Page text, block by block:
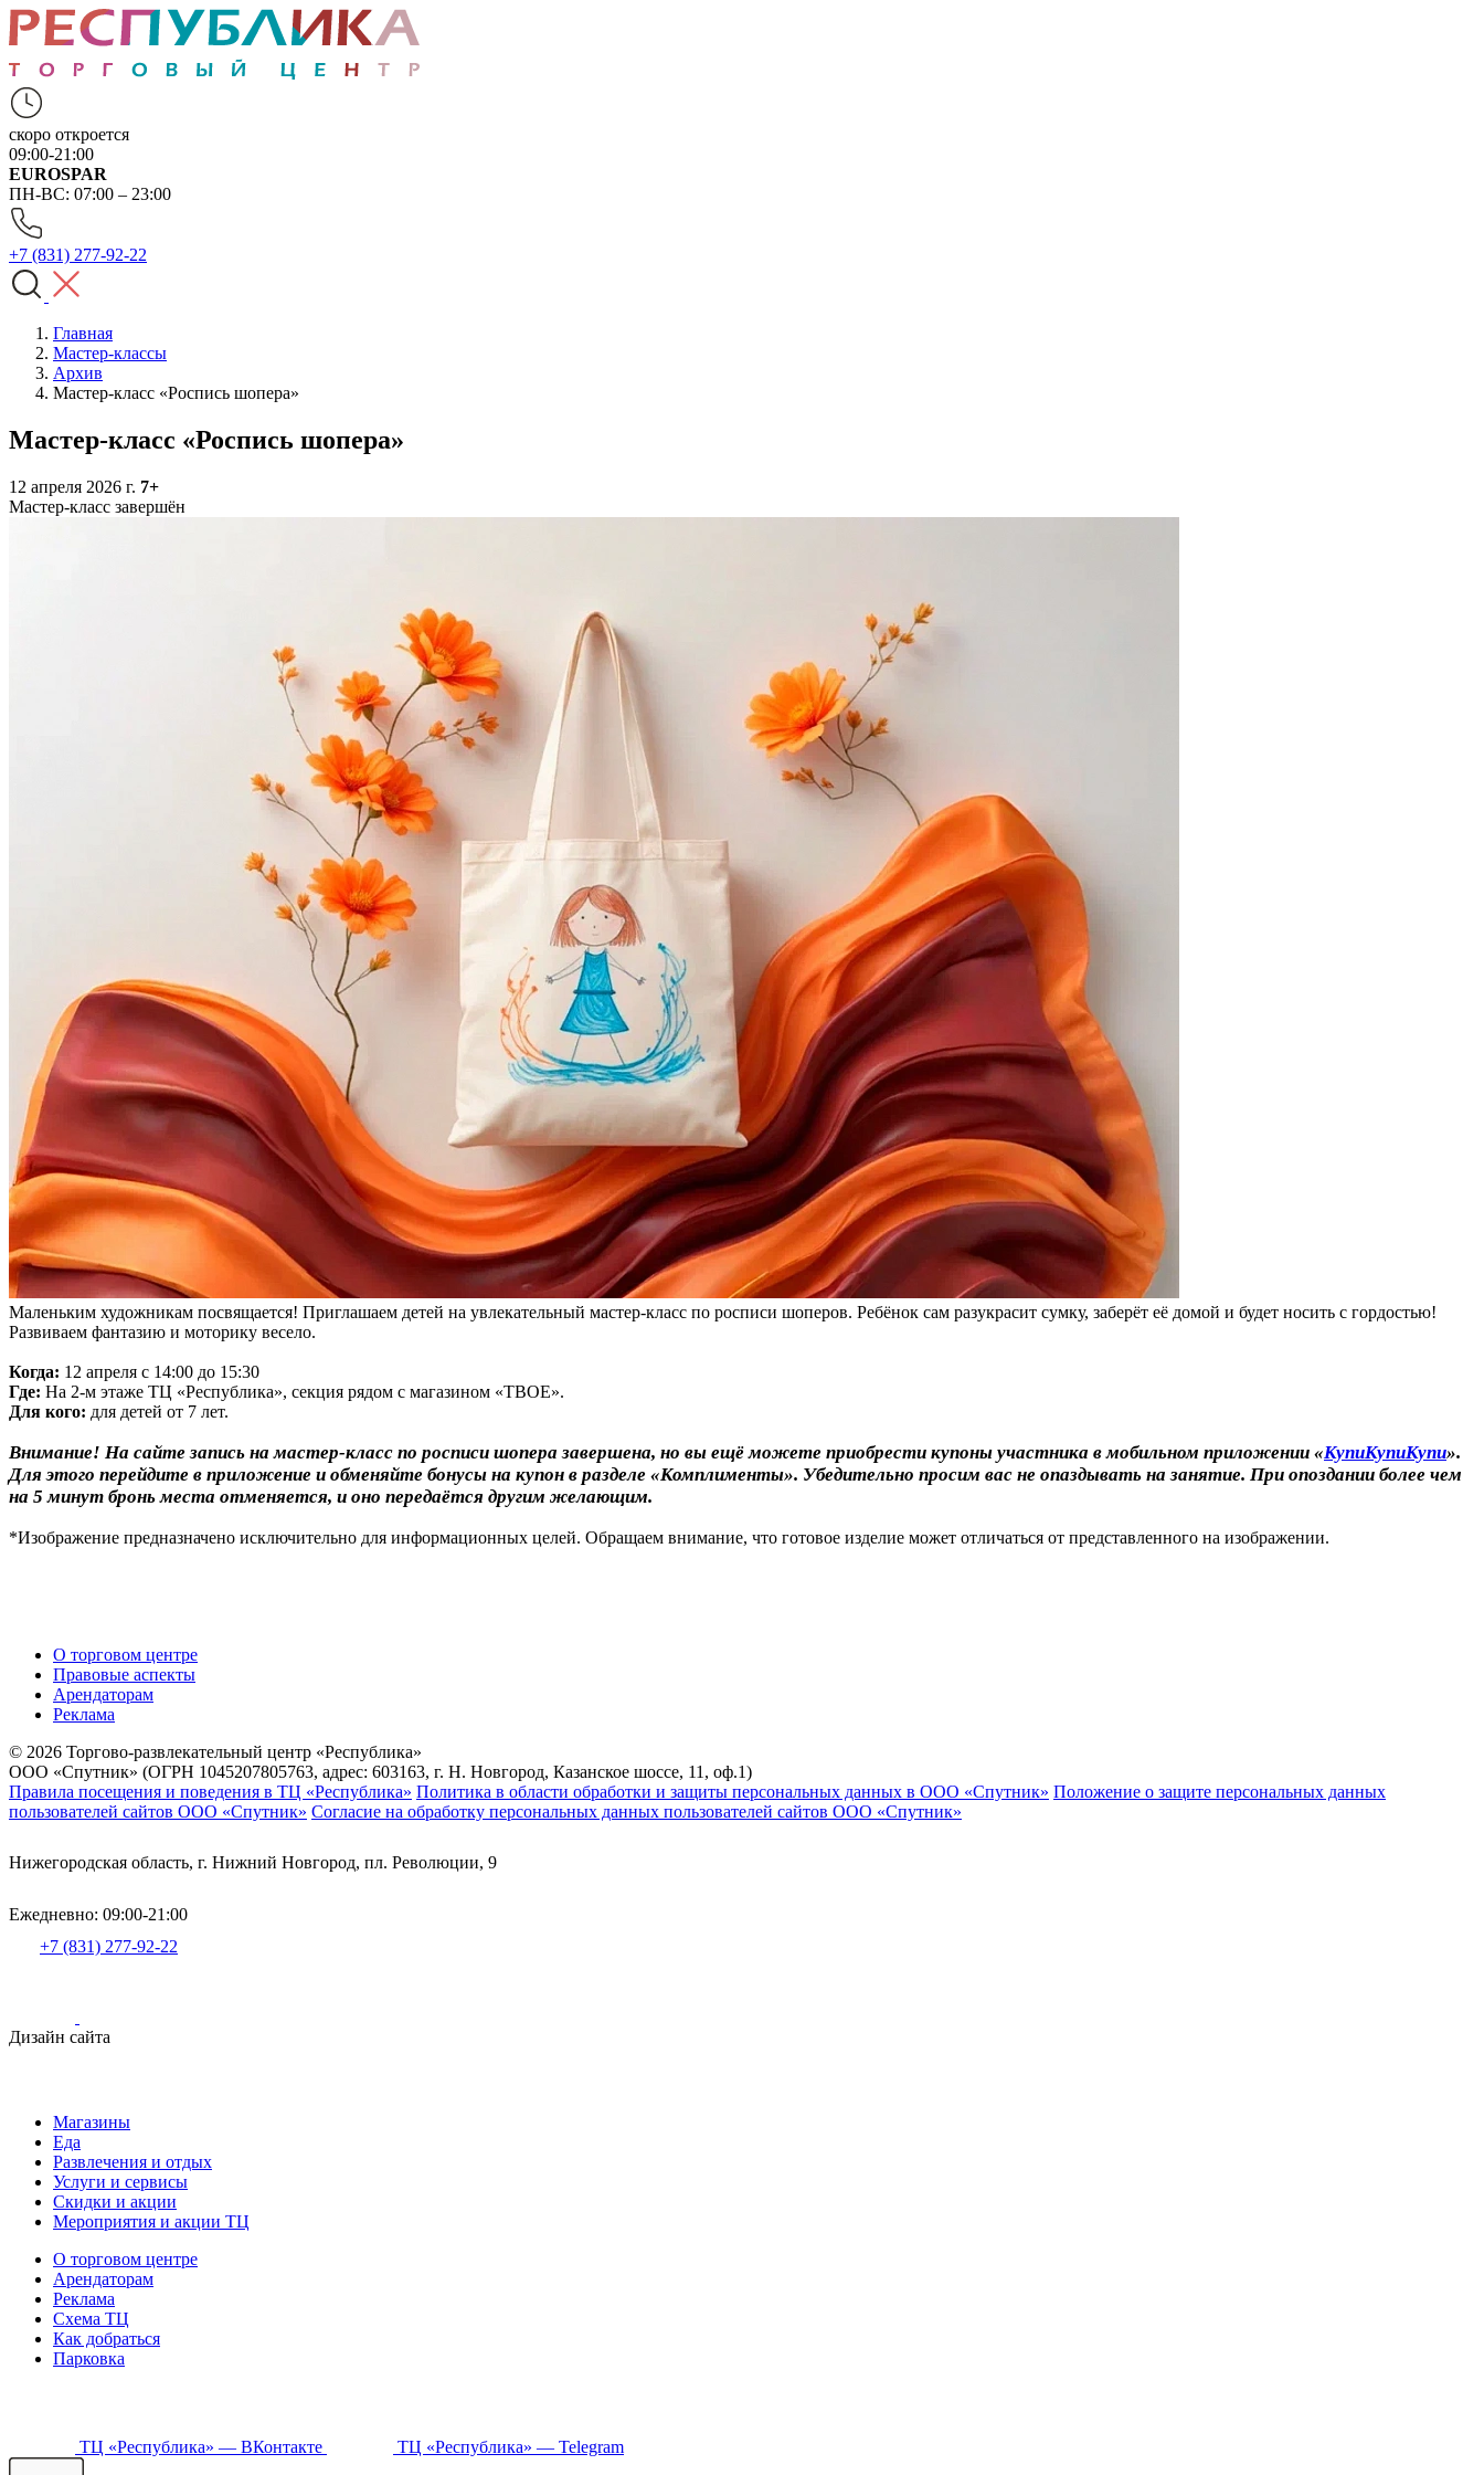
скоро откроется
09:00-21:00
EUROSPAR
ПН-ВС: 07:00 – 23:00
+7 (831) 277-92-22
Главная
Мастер-классы
Архив
Мастер-класс «Роспись шопера»
Мастер-класс «Роспись шопера»
12 апреля 2026 г. 7+
Мастер-класс завершён
Маленьким художникам посвящается! Приглашаем детей на увлекательный мастер-класс по росписи шоперов. Ребёнок сам разукрасит сумку, заберёт её домой и будет носить с гордостью!
Развиваем фантазию и моторику весело.
Когда: 12 апреля с 14:00 до 15:30
Где: На 2-м этаже ТЦ «Республика», секция рядом с магазином «ТВОЕ».
Для кого: для детей от 7 лет.
Внимание! На сайте запись на мастер-класс по росписи шопера завершена, но вы ещё можете приобрести купоны участника в мобильном приложении «КупиКупиКупи».
Для этого перейдите в приложение и обменяйте бонусы на купон в разделе «Комплименты». Убедительно просим вас не опаздывать на занятие. При опоздании более чем
на 5 минут бронь места отменяется, и оно передаётся другим желающим.
*Изображение предназначено исключительно для информационных целей. Обращаем внимание, что готовое изделие может отличаться от представленного на изображении.
О торговом центре
Правовые аспекты
Арендаторам
Реклама
© 2026 Торгово-развлекательный центр «Республика»
ООО «Спутник» (ОГРН 1045207805763, адрес: 603163, г. Н. Новгород, Казанское шоссе, 11, оф.1)
Правила посещения и поведения в ТЦ «Республика» Политика в области обработки и защиты персональных данных в ООО «Спутник» Положение о защите персональных данных
пользователей сайтов ООО «Спутник» Согласие на обработку персональных данных пользователей сайтов ООО «Спутник»
Нижегородская область, г. Нижний Новгород, пл. Революции, 9
Ежедневно: 09:00-21:00
+7 (831) 277-92-22
Дизайн сайта
Магазины
Еда
Развлечения и отдых
Услуги и сервисы
Скидки и акции
Мероприятия и акции ТЦ
О торговом центре
Арендаторам
Реклама
Схема ТЦ
Как добраться
Парковка
ТЦ «Республика» — ВКонтакте ТЦ «Республика» — Telegram